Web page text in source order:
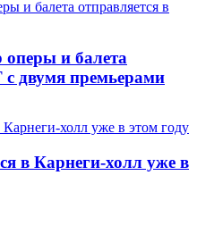
оперы и балета
двумя премьерами
в Карнеги-холл уже в